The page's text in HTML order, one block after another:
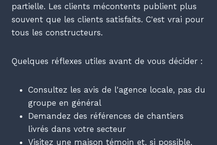
partielle. Les clients mécontents publient plus
souvent que les clients satisfaits. C'est vrai pour
tous les constructeurs.
Quelques réflexes utiles avant de vous décider :
Consultez les avis de l'agence locale, pas du
groupe en général
Demandez des références de chantiers
livrés dans votre secteur
Visitez une maison témoin et, si possible,